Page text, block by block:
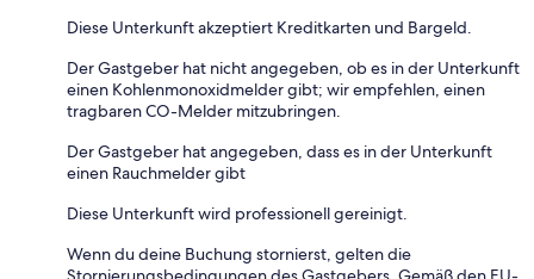
Diese Unterkunft akzeptiert Kreditkarten und Bargeld.
Der Gastgeber hat nicht angegeben, ob es in der Unterkunft
einen Kohlenmonoxidmelder gibt; wir empfehlen, einen
tragbaren CO-Melder mitzubringen.
Der Gastgeber hat angegeben, dass es in der Unterkunft
einen Rauchmelder gibt
Diese Unterkunft wird professionell gereinigt.
Wenn du deine Buchung stornierst, gelten die